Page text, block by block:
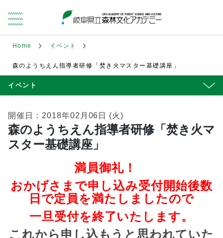
Home イベント
森のようちえん指導者研修「焚き火マスター基礎講座」
イベント
開催日：2018年02月06日 (火)
森のようちえん指導者研修「焚き火マ
スター基礎講座」
満員御礼！
おかげさまで申し込み受付開始後数
日で定員を満たしましたので
一旦受付を終了いたします。
これから申し込もうと思われていた